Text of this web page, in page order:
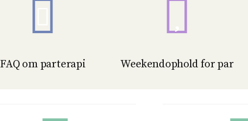
FAQ om parterapi Weekendophold for par